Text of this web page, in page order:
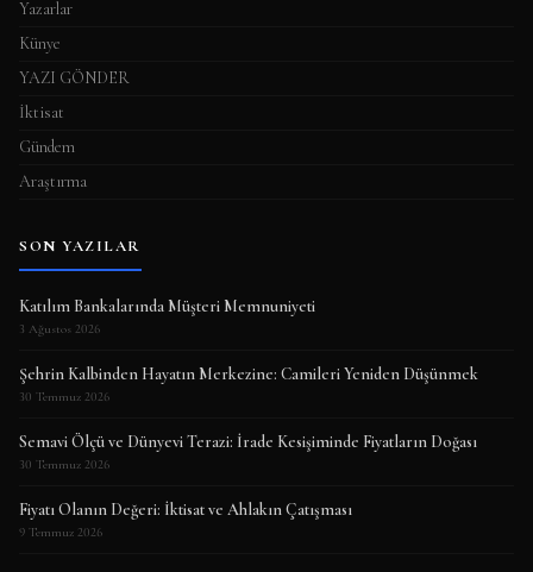
Yazarlar
Künye
YAZI GÖNDER
İktisat
Gündem
Araştırma
SON YAZILAR
Katılım Bankalarında Müşteri Memnuniyeti
3 Ağustos 2026
Şehrin Kalbinden Hayatın Merkezine: Camileri Yeniden Düşünmek
30 Temmuz 2026
Semavi Ölçü ve Dünyevi Terazi: İrade Kesişiminde Fiyatların Doğası
30 Temmuz 2026
Fiyatı Olanın Değeri: İktisat ve Ahlakın Çatışması
9 Temmuz 2026